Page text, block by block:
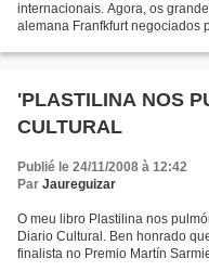
internacionais. Agora, os
alemana Franfkfurt negociados
'PLASTILINA NOS
CULTURAL
Publié le 24/11/2008 à 12:42
Par Jaureguizar
O meu libro Plastilina nos
Diario Cultural. Ben honrado
finalista no Premio Martín